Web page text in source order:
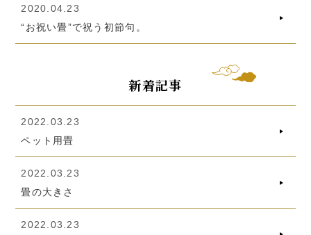
2020.04.23
“お祝い畳”で祝う初節句。
新着記事
2022.03.23
ペット用畳
2022.03.23
畳の大きさ
2022.03.23